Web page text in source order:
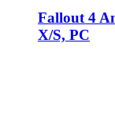
Fallout 4
X/S, PC